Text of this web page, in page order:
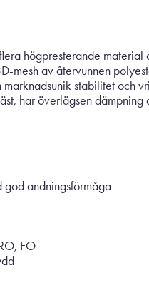
högpresterande
mesh av återvunnen
stabilitet och
har överlägsen
god andningsförmåga
FO